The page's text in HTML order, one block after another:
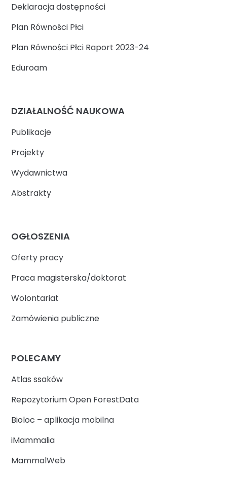
Deklaracja dostępności
Plan Równości Płci
Plan Równości Płci Raport 2023-24
Eduroam
DZIAŁALNOŚĆ NAUKOWA
Publikacje
Projekty
Wydawnictwa
Abstrakty
OGŁOSZENIA
Oferty pracy
Praca magisterska/doktorat
Wolontariat
Zamówienia publiczne
POLECAMY
Atlas ssaków
Repozytorium Open ForestData
Bioloc – aplikacja mobilna
iMammalia
MammalWeb